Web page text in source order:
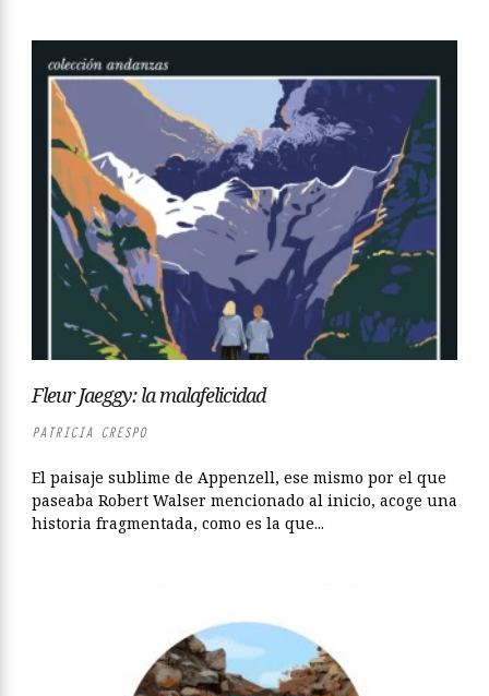
Fleur Jaeggy: la malafelicidad
PATRICIA CRESPO
El paisaje sublime de Appenzell, ese mismo por el que
paseaba Robert Walser mencionado al inicio, acoge una
historia fragmentada, como es la que...